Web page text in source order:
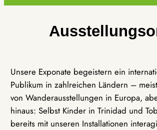
Unsere Exponate begeistern ein
Publikum in zahlreichen Ländern –
von Wanderausstellungen in Europa,
hinaus: Selbst Kinder in Trinidad und
bereits mit unseren Installationen